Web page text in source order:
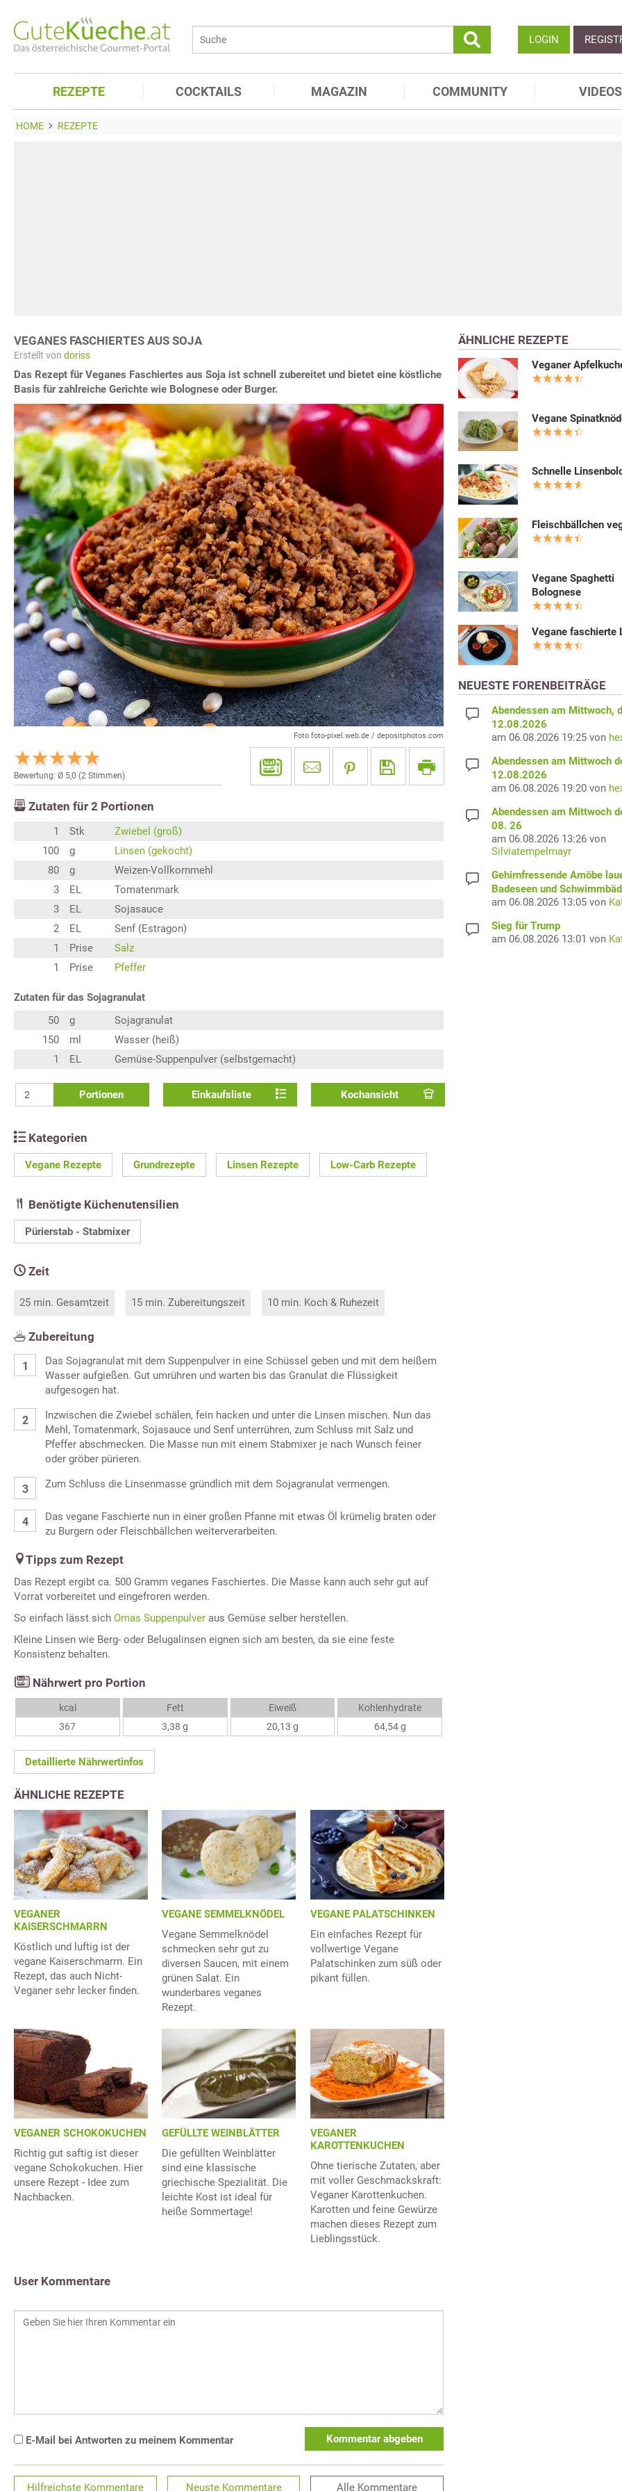
LOGIN
REZEPTE COCKTAILS MAGAZIN COMMUNITY VIDEOS
HOME REZEPTE
VEGANES FASCHIERTES AUS SOJA
Erstellt von doriss
Das Rezept für Veganes Faschiertes aus Soja ist schnell zubereitet und bietet eine köstliche
Basis für zahlreiche Gerichte wie Bolognese oder Burger.
Foto foto-pixel.web.de / depositphotos.com
Bewertung: Ø 5,0 (2 Stimmen)
Zutaten für 2 Portionen
1 Stk
Zwiebel (groß)
100
g
Linsen (gekocht)
80
g
Weizen-Vollkornmehl
3
EL
Tomatenmark
3
EL
Sojasauce
2
EL
Senf (Estragon)
1
Prise
Salz
1
Prise Pfeffer
Zutaten für das Sojagranulat
50
g
Sojagranulat
150
ml
Wasser (heiß)
1
EL Gemüse-Suppenpulver (selbstgemacht)
Portionen Einkaufsliste Kochansicht
Kategorien
Vegane Rezepte Grundrezepte Linsen Rezepte Low-Carb Rezepte
Benötigte Küchenutensilien
Pürierstab - Stabmixer
Zeit
25 min. Gesamtzeit 15 min. Zubereitungszeit 10 min. Koch & Ruhezeit
Zubereitung
Das Sojagranulat mit dem Suppenpulver in eine Schüssel geben und mit dem heißem
Wasser aufgießen. Gut umrühren und warten bis das Granulat die Flüssigkeit
aufgesogen hat.
Inzwischen die Zwiebel schälen, fein hacken und unter die Linsen mischen. Nun das
Mehl, Tomatenmark, Sojasauce und Senf unterrühren, zum Schluss mit Salz und
Pfeffer abschmecken. Die Masse nun mit einem Stabmixer je nach Wunsch feiner
oder gröber pürieren.
Zum Schluss die Linsenmasse gründlich mit dem Sojagranulat vermengen.
Das vegane Faschierte nun in einer großen Pfanne mit etwas Öl krümelig braten oder
zu Burgern oder Fleischbällchen weiterverarbeiten.
Tipps zum Rezept
Das Rezept ergibt ca. 500 Gramm veganes Faschiertes. Die Masse kann auch sehr gut auf
Vorrat vorbereitet und eingefroren werden.
So einfach lässt sich Omas Suppenpulver aus Gemüse selber herstellen.
Kleine Linsen wie Berg- oder Belugalinsen eignen sich am besten, da sie eine feste
Konsistenz behalten.
Nährwert pro Portion
kcal
367
Fett
3,38 g
Eiweiß
20,13 g
Kohlenhydrate
64,54 g
Detaillierte Nährwertinfos
ÄHNLICHE REZEPTE
VEGANER
KAISERSCHMARRN
Köstlich und luftig ist der
vegane Kaiserschmarrn. Ein
Rezept, das auch Nicht-
Veganer sehr lecker finden.
VEGANE SEMMELKNÖDEL
Vegane Semmelknödel
schmecken sehr gut zu
diversen Saucen, mit einem
grünen Salat. Ein
wunderbares veganes
Rezept.
VEGANE PALATSCHINKEN
Ein einfaches Rezept für
vollwertige Vegane
Palatschinken zum süß oder
pikant füllen.
VEGANER SCHOKOKUCHEN
Richtig gut saftig ist dieser
vegane Schokokuchen. Hier
unsere Rezept - Idee zum
Nachbacken.
GEFÜLLTE WEINBLÄTTER
Die gefüllten Weinblätter
sind eine klassische
griechische Spezialität. Die
leichte Kost ist ideal für
heiße Sommertage!
VEGANER
KAROTTENKUCHEN
Ohne tierische Zutaten, aber
mit voller Geschmackskraft:
Veganer Karottenkuchen.
Karotten und feine Gewürze
machen dieses Rezept zum
Lieblingsstück.
User Kommentare
E-Mail bei Antworten zu meinem Kommentar Kommentar abgeben
Hilfreichste Kommentare Neuste Kommentare Alle Kommentare
ÄHNLICHE REZEPTE
Veganer
Vegane
Schnelle
Fleischbällchen
Vegane Spaghetti
Bolognese
Vegane faschierte
NEUESTE FORENBEITRÄGE
Abendessen am Mittwoch,
12.08.2026
am 06.08.2026 19:25 von
Abendessen am Mittwoch
12.08.2026
am 06.08.2026 19:20 von
Abendessen am Mittwoch
08. 26
am 06.08.2026 13:26 von
Silviatempelmayr
Gehirnfressende Amöbe
Badeseen und
am 06.08.2026 13:05 von
Sieg für Trump
am 06.08.2026 13:01 von